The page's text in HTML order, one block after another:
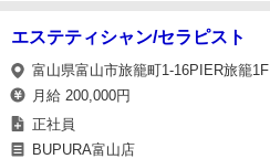
エステティシャン/セラピスト
富山県富山市旅籠町1-16PIER旅籠1F
月給 200,000円
正社員
BUPURA富山店